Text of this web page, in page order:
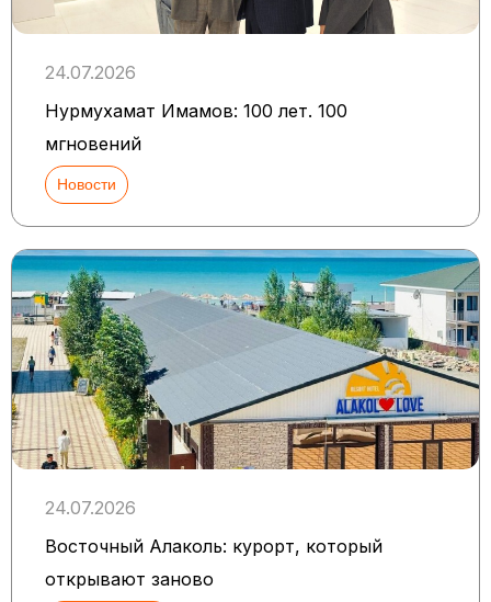
24.07.2026
Нурмухамат Имамов: 100 лет. 100
мгновений
Новости
24.07.2026
Восточный Алаколь: курорт, который
открывают заново